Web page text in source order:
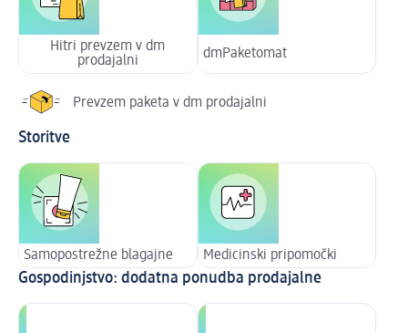
Hitri prevzem v dm
prodajalni
dmPaketomat
Prevzem paketa v dm prodajalni
Storitve
Samopostrežne blagajne Medicinski pripomočki
Gospodinjstvo: dodatna ponudba prodajalne